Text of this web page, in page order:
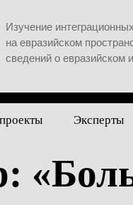
Изучение
на евразийском
сведений о евразийском
Эксперты